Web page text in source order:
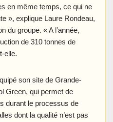
en même temps, ce qui ne
», explique Laure Rondeau,
du groupe. « A l’année,
de 310 tonnes de
elle.
son site de Grande-
Green, qui permet de
durant le processus de
dont la qualité n’est pas